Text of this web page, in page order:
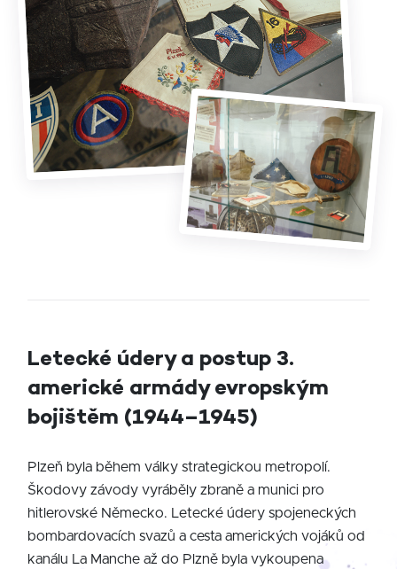
Letecké údery a postup 3.
americké armády evropským
bojištěm (1944–1945)
Plzeň byla během války strategickou metropolí.
Škodovy závody vyráběly zbraně a munici pro
hitlerovské Německo. Letecké údery spojeneckých
bombardovacích svazů a cesta amerických vojáků od
kanálu La Manche až do Plzně byla vykoupena